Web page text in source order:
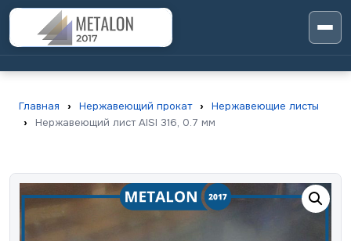
Главная › Нержавеющий прокат ›
Нержавеющие листы
›
Нержавеющий лист AISI 316, 0.7 мм